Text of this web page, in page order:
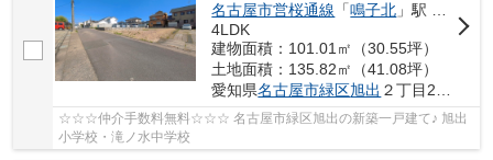
名古屋市営桜通線 「鳴子北 」駅 徒歩30分
4LDK
建物面積：101.01㎡（30.55坪）
土地面積：135.82㎡（41.08坪）
愛知県名古屋市緑区旭出 ２丁目2015
☆☆☆仲介手数料無料☆☆☆ 名古屋市緑区旭出の新築一戸建て♪ 旭出
小学校・滝ノ水中学校